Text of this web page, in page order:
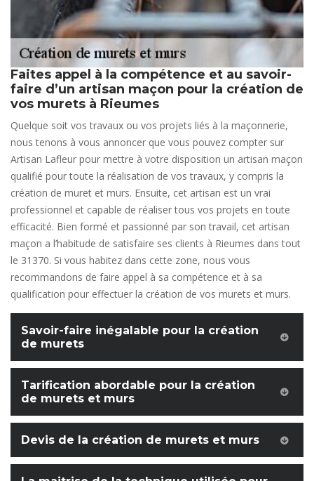
Faites appel à la compétence et au savoir-
faire d’un artisan maçon pour la création de
vos murets à Rieumes
Quelque soit vos travaux ou vos projets liés à la maçonnerie,
nous tenons à vous annoncer que vous pouvez compter sur
Artisan Lafleur pour mettre à votre disposition un artisan maçon
qualifié pour toute la réalisation de vos travaux, y compris la
création de muret et murs. Ensuite, cet artisan est un vrai
professionnel et capable de réaliser tous vos projets en toute
efficacité. Bien formé et passionné par son travail, cet artisan
maçon a l’habitude de satisfaire ses clients à Rieumes dans tout
le 31370. Si vous habitez dans cette zone, nous vous
recommandons de faire appel à sa compétence et à sa
qualification pour effectuer la création de vos murets et murs.
Savoir-faire inégalable pour la création
de murets
Tarification abordable pour la création
de murets et murs
Devis de la création de murets et murs